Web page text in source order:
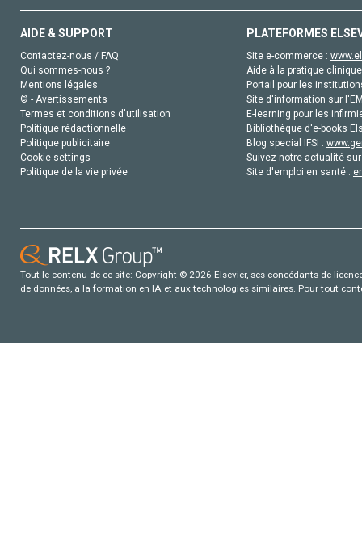
AIDE & SUPPORT
Contactez-nous / FAQ
Qui sommes-nous ?
Mentions légales
© - Avertissements
Termes et conditions d'utilisation
Politique rédactionnelle
Politique publicitaire
Cookie settings
Politique de la vie privée
PLATEFORMES
Site e-commerce :
Aide à la pratique
Portail pour les
Site d'information sur
E-learning pour les
Bibliothèque d'e-books
Blog special IFSI :
Suivez notre actualité
Site d'emploi en santé :
Tout le contenu de ce site: Copyright © 2026 Elsevier, ses concédants de
de données, a la formation en IA et aux technologies similaires. Pour tout